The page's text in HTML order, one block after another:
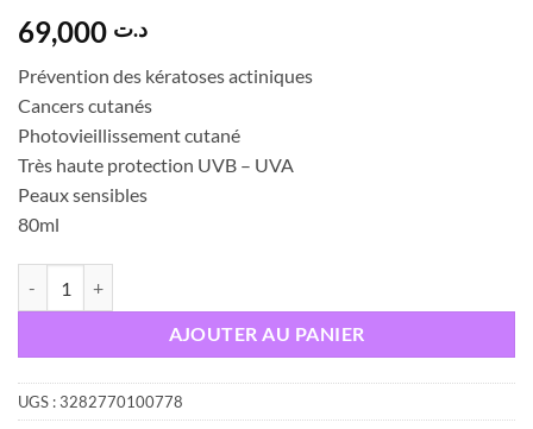
د.ت
Prévention des kératoses actiniques
Cancers cutanés
Photovieillissement cutané
Très haute protection UVB – UVA
Peaux sensibles
80ml
AJOUTER AU PANIER
UGS :3282770100778